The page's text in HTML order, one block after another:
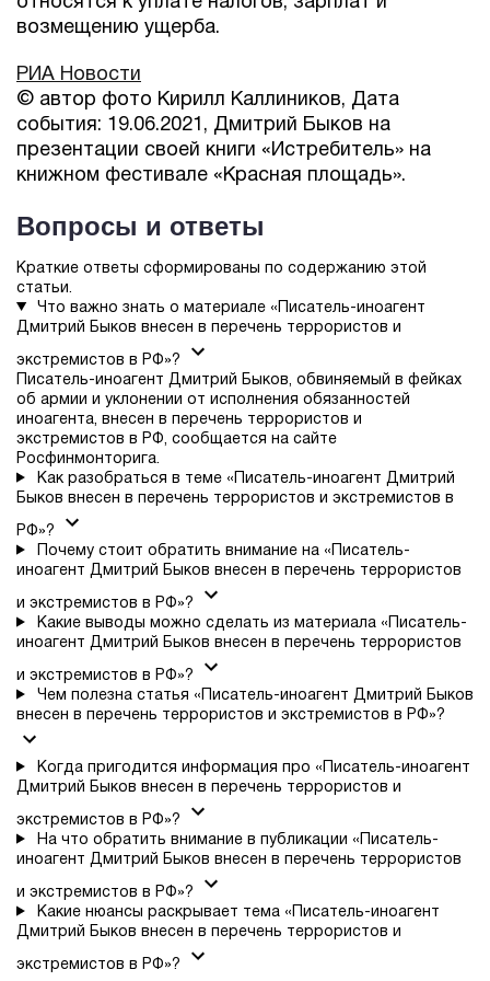
возмещению ущерба.
РИА Новости
© автор фото Кирилл Каллиников, Дата
события: 19.06.2021, Дмитрий Быков на
презентации своей книги «Истребитель» на
книжном фестивале «Красная площадь».
Вопросы и ответы
Краткие ответы сформированы по содержанию этой
статьи.
Что важно знать о материале «Писатель-иноагент
Дмитрий Быков внесен в перечень террористов и
экстремистов в РФ»?
Писатель-иноагент Дмитрий Быков, обвиняемый в фейках
об армии и уклонении от исполнения обязанностей
иноагента, внесен в перечень террористов и
экстремистов в РФ, сообщается на сайте
Росфинмонторига.
Как разобраться в теме «Писатель-иноагент Дмитрий
Быков внесен в перечень террористов и экстремистов в
РФ»?
Почему стоит обратить внимание на «Писатель-
иноагент Дмитрий Быков внесен в перечень террористов
и экстремистов в РФ»?
Какие выводы можно сделать из материала «Писатель-
иноагент Дмитрий Быков внесен в перечень террористов
и экстремистов в РФ»?
Чем полезна статья «Писатель-иноагент Дмитрий Быков
внесен в перечень террористов и экстремистов в РФ»?
Когда пригодится информация про «Писатель-иноагент
Дмитрий Быков внесен в перечень террористов и
экстремистов в РФ»?
На что обратить внимание в публикации «Писатель-
иноагент Дмитрий Быков внесен в перечень террористов
и экстремистов в РФ»?
Какие нюансы раскрывает тема «Писатель-иноагент
Дмитрий Быков внесен в перечень террористов и
экстремистов в РФ»?